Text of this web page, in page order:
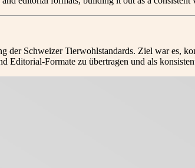
Schweizer Tierwohlstandards. Ziel war es,
Formate zu übertragen und als